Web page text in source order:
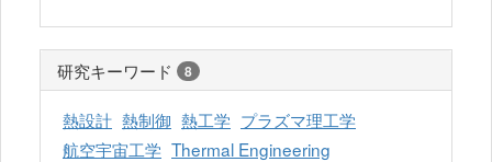
研究キーワード 8
熱設計 熱制御 熱工学 プラズマ理工学
航空宇宙工学 Thermal Engineering